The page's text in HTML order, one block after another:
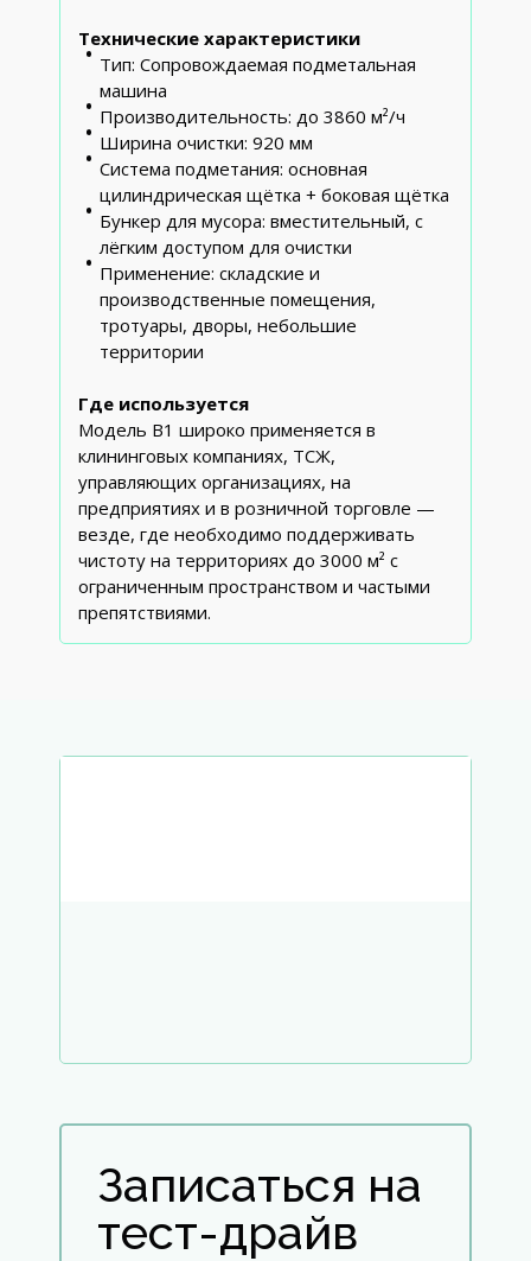
Технические характеристики
Тип: Сопровождаемая подметальная
машина
Производительность: до 3860 м²/ч
Ширина очистки: 920 мм
Система подметания: основная
цилиндрическая щётка + боковая щётка
Бункер для мусора: вместительный, с
лёгким доступом для очистки
Применение: складские и
производственные помещения,
тротуары, дворы, небольшие
территории
Где используется
Модель B1 широко применяется в
клининговых компаниях, ТСЖ,
управляющих организациях, на
предприятиях и в розничной торговле —
везде, где необходимо поддерживать
чистоту на территориях до 3000 м² с
ограниченным пространством и частыми
препятствиями.
Записаться на
тест-драйв